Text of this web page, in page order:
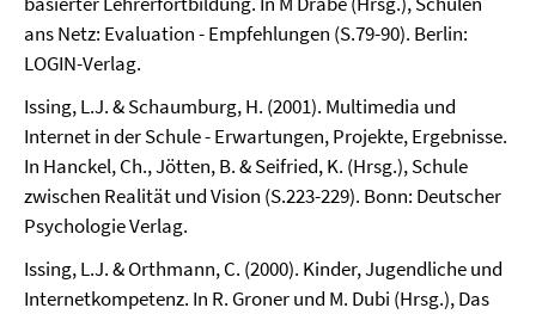
ans Netz: Evaluation - Empfehlungen (S.79-90). Berlin:
LOGIN-Verlag.
Issing, L.J. & Schaumburg, H. (2001). Multimedia und
Internet in der Schule - Erwartungen, Projekte, Ergebnisse.
In Hanckel, Ch., Jötten, B. & Seifried, K. (Hrsg.), Schule
zwischen Realität und Vision (S.223-229). Bonn: Deutscher
Psychologie Verlag.
Issing, L.J. & Orthmann, C. (2000). Kinder, Jugendliche und
Internetkompetenz. In R. Groner und M. Dubi (Hrsg.), Das